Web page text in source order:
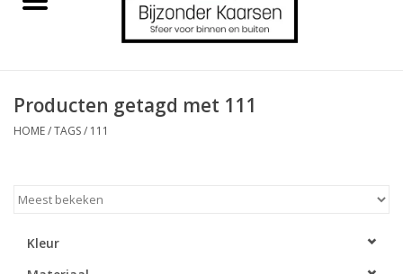
Räder Design Stories
Geurkaarsen
Producten getagd met 111
HOME/TAGS/ 111
Kleur